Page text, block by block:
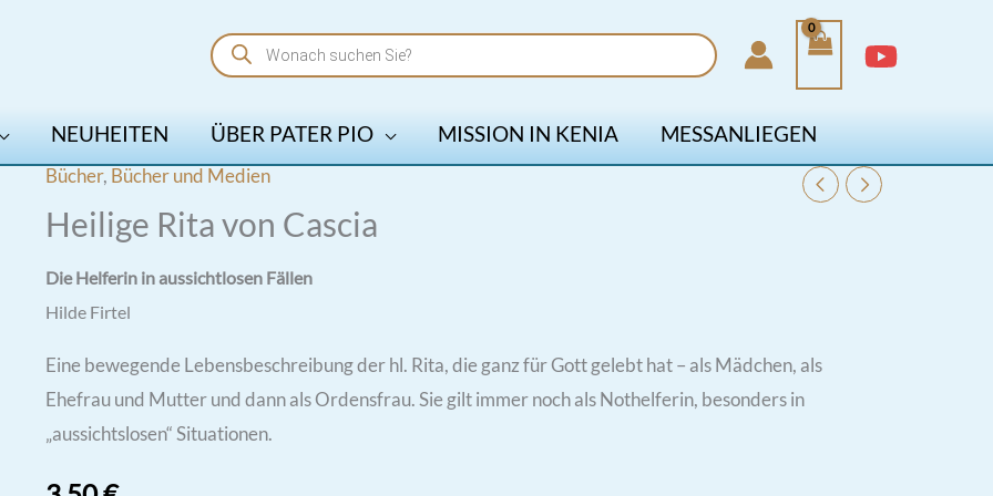
Products
search
NEUHEITEN ÜBER PATER PIO MISSION IN KENIA MESSANLIEGEN
Bücher, Bücher und Medien
Heilige Rita von Cascia
Die Helferin in aussichtlosen Fällen
Hilde Firtel
Eine bewegende Lebensbeschreibung der hl. Rita, die ganz für Gott gelebt hat – als Mädchen, als
Ehefrau und Mutter und dann als Ordensfrau. Sie gilt immer noch als Nothelferin, besonders in
„aussichtslosen“ Situationen.